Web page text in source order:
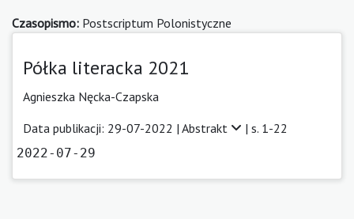
Czasopismo: Postscriptum Polonistyczne
Półka literacka 2021
Agnieszka Nęcka-Czapska
Data publikacji: 29-07-2022 | Abstrakt | s. 1-22
2022-07-29